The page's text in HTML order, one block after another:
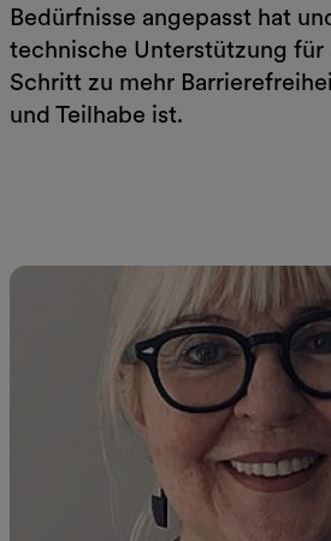
Bedürfnisse angepasst hat
technische Unterstützung
Schritt zu mehr
und Teilhabe ist.